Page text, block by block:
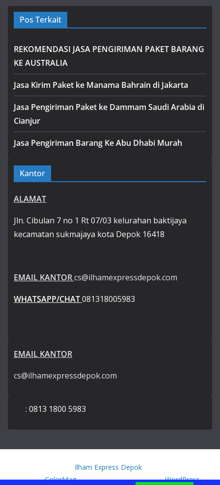
Pos Terkait
REKOMENDASI JASA PENGIRIMAN PAKET BARANG
KE AUSTRALIA
Jasa Kirim Paket ke Manama Bahrain di Jakarta
Jasa Pengiriman Paket ke Dammam Saudi Arabia di
Cianjur
Jasa Pengiriman Barang Ke Abu Dhabi Murah
Kantor
ALAMAT
Jln. Cibulan 7 no 1 Rt 07/03 kelurahan baktijaya
kecamatan sukmajaya kota Depok 16418
EMAIL KANTORcs@ilhamexpressdepok.com
WHATSAPP/CHAT081318005983
EMAIL KANTOR
cs@ilhamexpressdepok.com
: 0813 1800 5983
Ilham Express Depok
Theme:ColorMagby ThemeGrill. Powered byWordPress.